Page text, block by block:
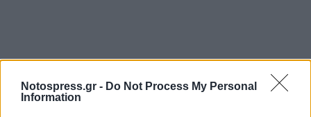
Notospress.gr - Do Not Process My Personal
Information